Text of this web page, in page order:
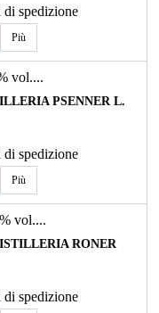
di spedizione
Più
PSENNER L.
di spedizione
Più
RONER
di spedizione